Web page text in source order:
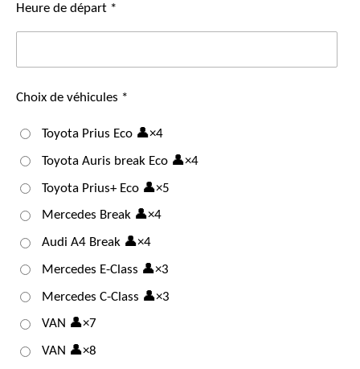
Heure de départ *
Choix de véhicules *
Toyota Prius Eco 👤×4
Toyota Auris break Eco 👤×4
Toyota Prius+ Eco 👤×5
Mercedes Break 👤×4
Audi A4 Break 👤×4
Mercedes E-Class 👤×3
Mercedes C-Class 👤×3
VAN 👤×7
VAN 👤×8